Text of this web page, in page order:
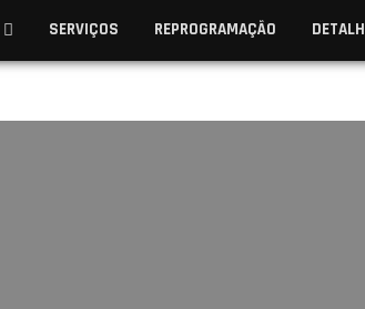
SERVIÇOS REPROGRAMAÇÃO